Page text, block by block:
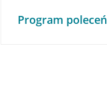
Program poleceń